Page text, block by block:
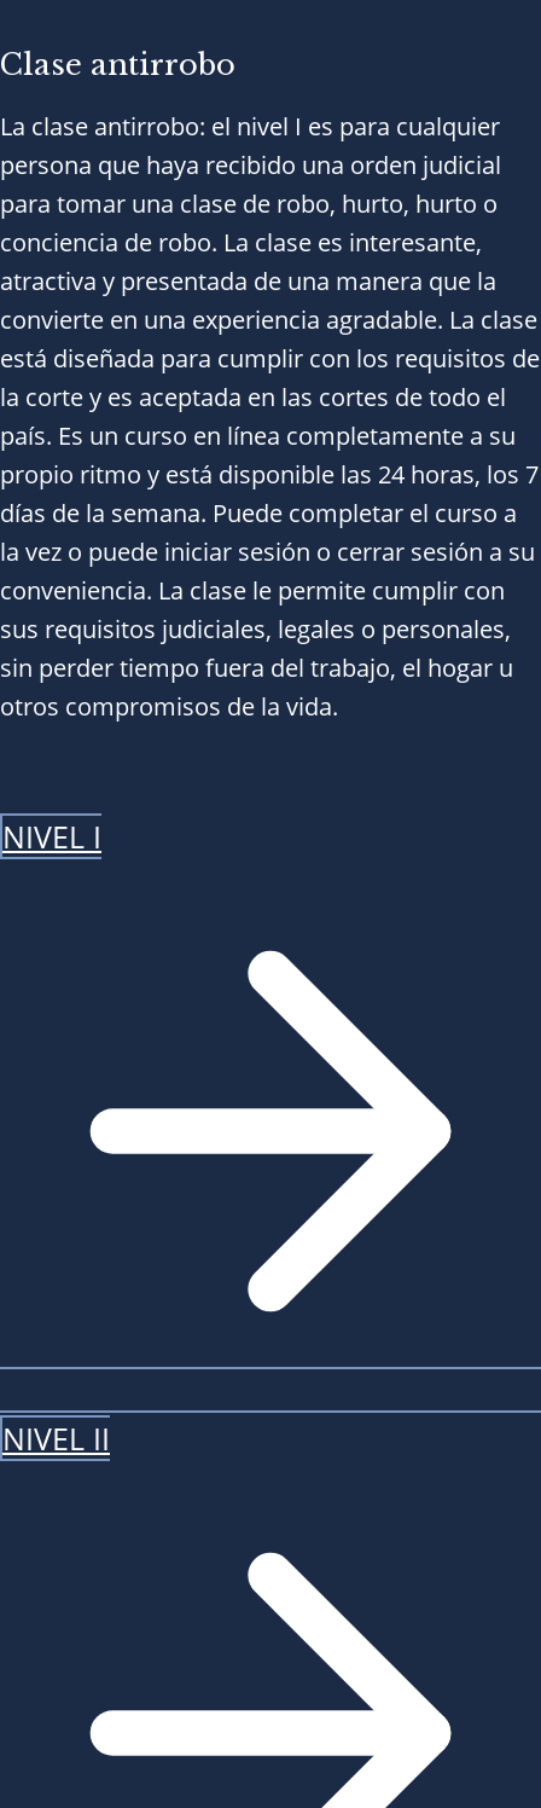
Clase antirrobo​
La clase antirrobo: el nivel I es para cualquier
persona que haya recibido una orden judicial
para tomar una clase de robo, hurto, hurto o
conciencia de robo. La clase es interesante,
atractiva y presentada de una manera que la
convierte en una experiencia agradable. La clase
está diseñada para cumplir con los requisitos de
la corte y es aceptada en las cortes de todo el
país. Es un curso en línea completamente a su
propio ritmo y está disponible las 24 horas, los 7
días de la semana. Puede completar el curso a
la vez o puede iniciar sesión o cerrar sesión a su
conveniencia. La clase le permite cumplir con
sus requisitos judiciales, legales o personales,
sin perder tiempo fuera del trabajo, el hogar u
otros compromisos de la vida.
NIVEL I
NIVEL II